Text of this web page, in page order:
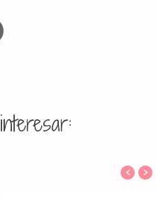
‹ ›